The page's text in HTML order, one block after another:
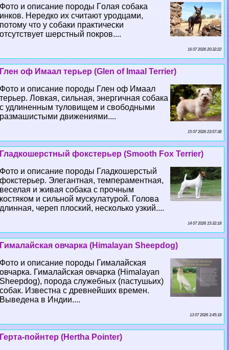
Фото и описание породы Гoлая собака
инков. Нередко их считают уpoдцами,
потому что у собаки пpaктически
отсутствует шерстный покров....
16 07 2026 20:32:22
Глен оф Имаал терьер (Glen of Imaal Terrier)
Фото и описание породы Глен оф Имаал
терьер. Ловкая, сильная, энергичная собака
с удлиненным туловищем и свободными
размашистыми движениями....
15 07 2026 23:57:38
Гладкошерстный фокстерьер (Smooth Fox Terrier)
Фото и описание породы Гладкошерстый
фокстерьер. Элегантная, темпераментная,
веселая и живая собака с прочным
костяком и сильной мускулатурой. Голова
длинная, череп плоский, несколько узкий....
14 07 2026 15:32:18
Гималайская овчарка (Himalayan Sheepdog)
Фото и описание породы Гималайская
овчарка. Гималайская овчарка (Himalayan
Sheepdog), порода служебных (пастушьих)
собак. Известна с древнейших времен.
Выведена в Индии....
13 07 2026 3:45:18
Герта-пойнтер (Hertha Pointer)